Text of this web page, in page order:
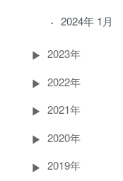
2024年 1月
2023年
2022年
2021年
2020年
2019年